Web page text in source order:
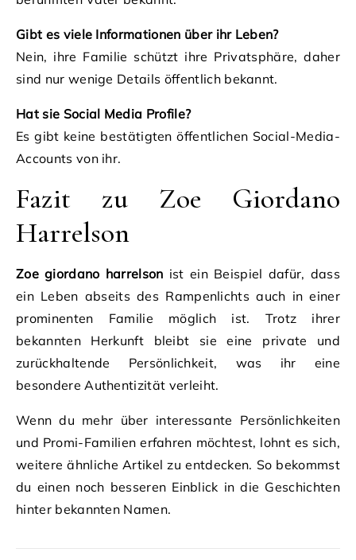
Gibt es viele Informationen über ihr Leben?
Nein, ihre Familie schützt ihre Privatsphäre, daher
sind nur wenige Details öffentlich bekannt.
Hat sie Social Media Profile?
Es gibt keine bestätigten öffentlichen Social-Media-
Accounts von ihr.
Fazit zu Zoe Giordano
Harrelson
Zoe giordano harrelson ist ein Beispiel dafür, dass
ein Leben abseits des Rampenlichts auch in einer
prominenten Familie möglich ist. Trotz ihrer
bekannten Herkunft bleibt sie eine private und
zurückhaltende Persönlichkeit, was ihr eine
besondere Authentizität verleiht.
Wenn du mehr über interessante Persönlichkeiten
und Promi-Familien erfahren möchtest, lohnt es sich,
weitere ähnliche Artikel zu entdecken. So bekommst
du einen noch besseren Einblick in die Geschichten
hinter bekannten Namen.